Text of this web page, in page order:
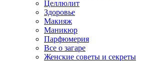
Целлюлит
Здоровье
Макияж
Маникюр
Парфюмерия
Все о загаре
Женские советы и секреты